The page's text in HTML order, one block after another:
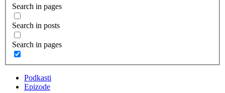
Search in pages
Search in posts
Search in pages
Podkasti
Epizode